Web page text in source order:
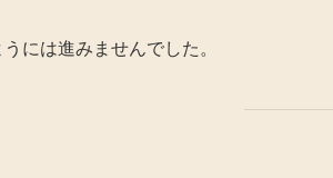
には進みませんでした。